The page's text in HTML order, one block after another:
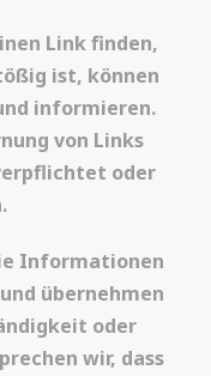
Link finden,
ist, können
informieren.
von Links
oder
Informationen
übernehmen
oder
wir, dass